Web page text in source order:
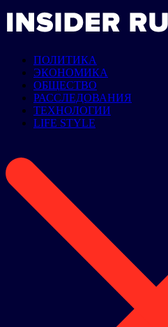
ПОЛИТИКА
ЭКОНОМИКА
ОБЩЕСТВО
РАССЛЕДОВАНИЯ
ТЕХНОЛОГИИ
LIFE STYLE